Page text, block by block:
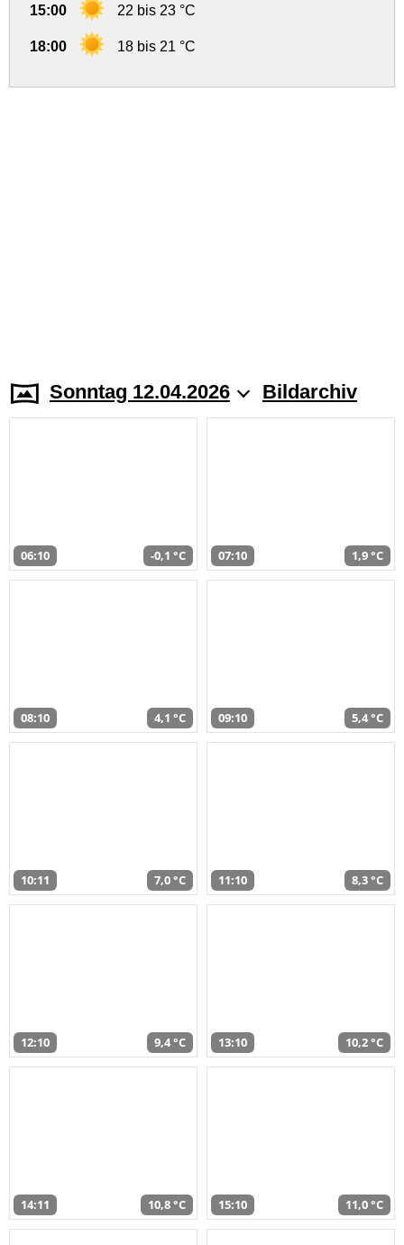
15:00 22 bis 23 °C
18:00 18 bis 21 °C
Sonntag 12.04.2026 Bildarchiv
06:10 -0,1 °C 07:10 1,9 °C
08:10 4,1 °C 09:10 5,4 °C
10:11 7,0 °C 11:10 8,3 °C
12:10 9,4 °C 13:10 10,2 °C
14:11 10,8 °C 15:10 11,0 °C